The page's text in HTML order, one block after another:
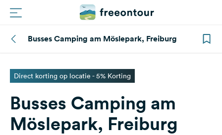
Campings
Partners
Busses Camping am Möslepark, Freiburg
Direct korting op locatie - 5% Korting
Busses Camping am
Möslepark, Freiburg